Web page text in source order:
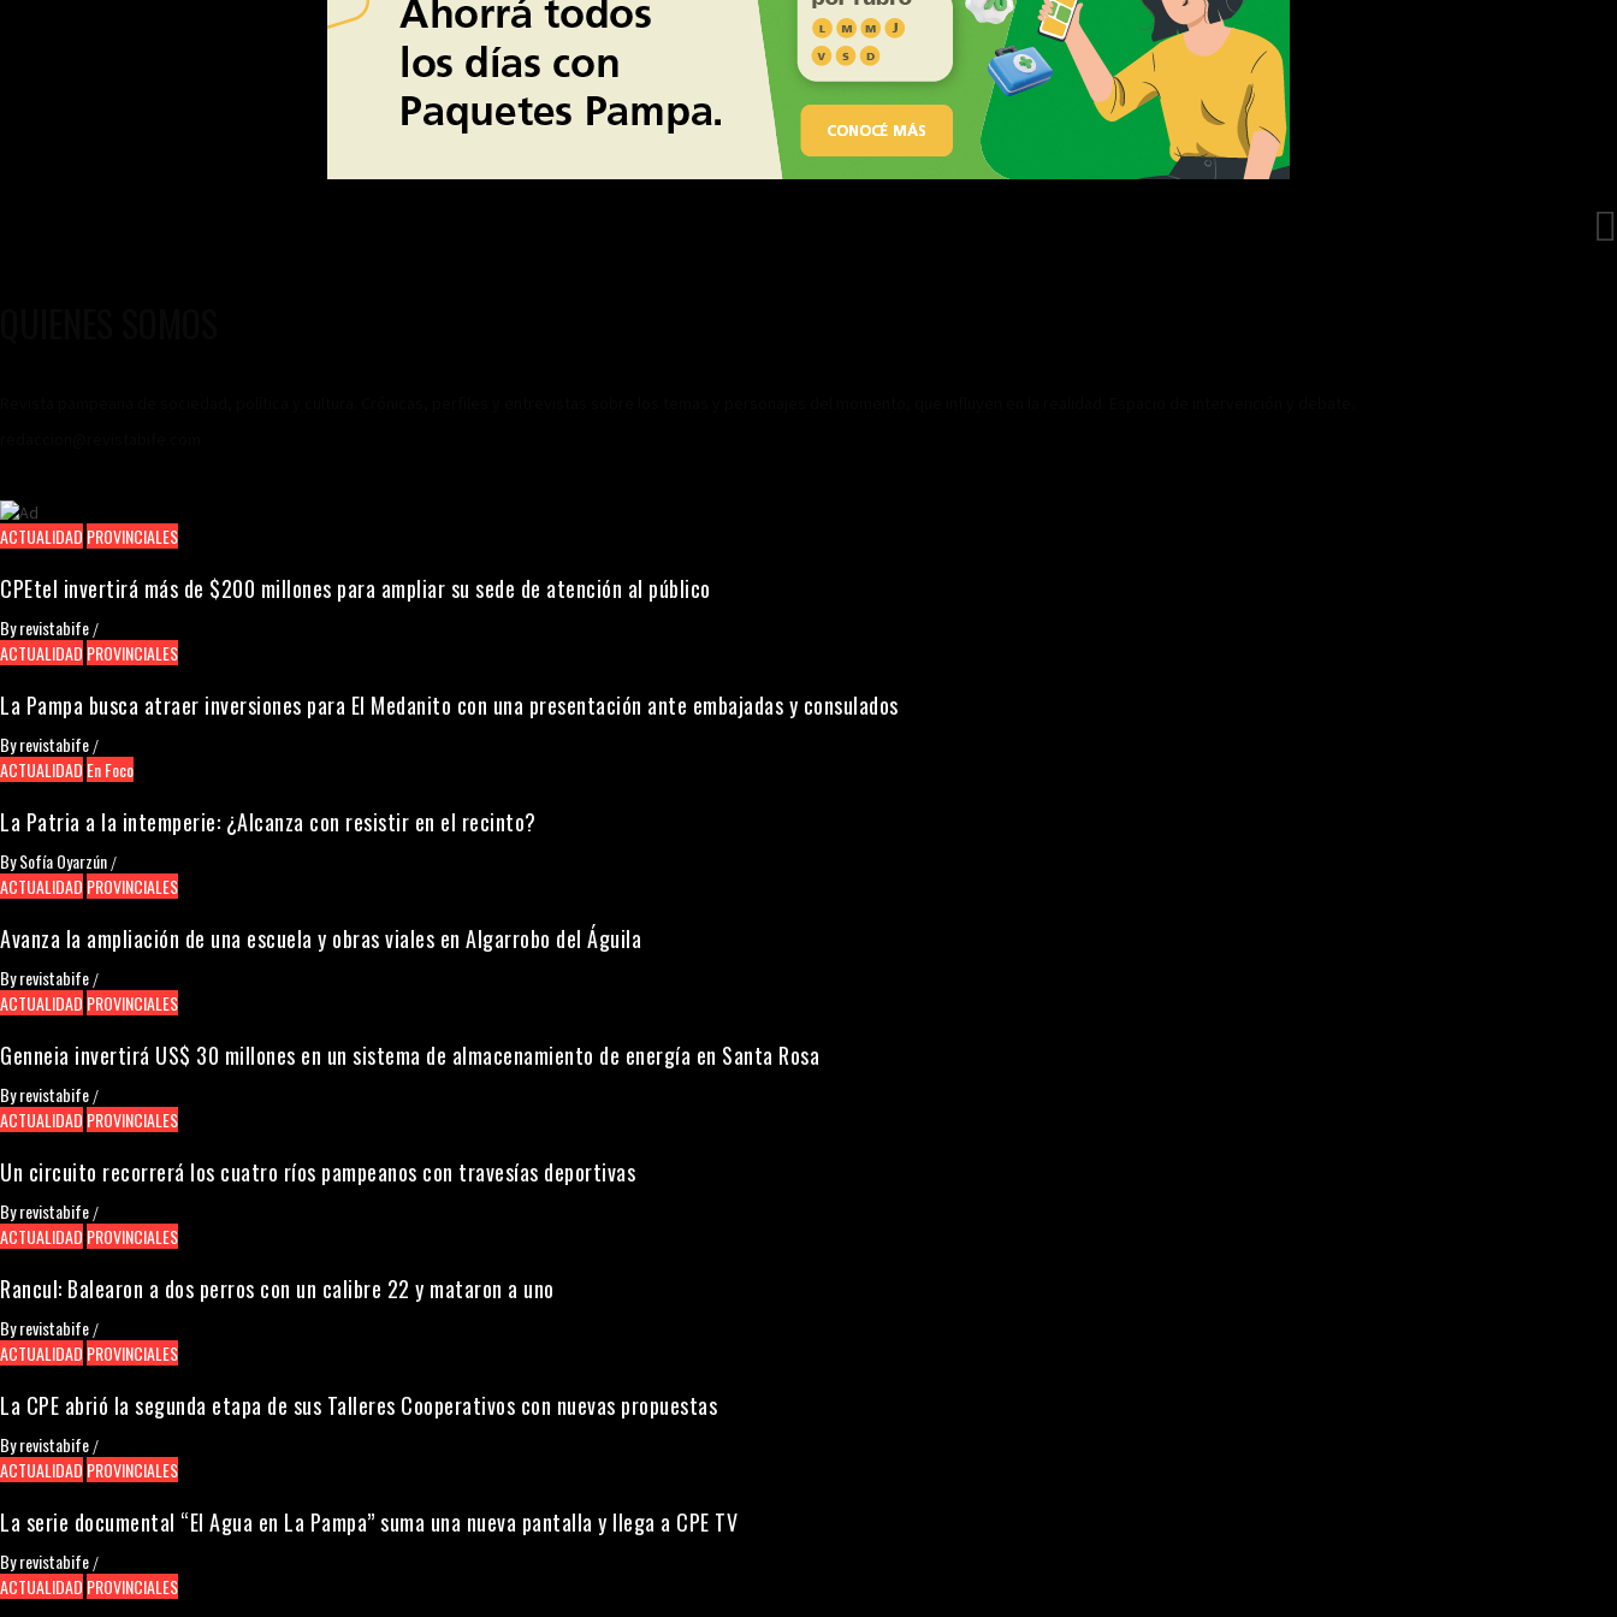
ACTUALIDAD PROVINCIALES
CPEtel invertirá más de $200 millones para ampliar su sede de atención al público
Byrevistabife /
ACTUALIDAD PROVINCIALES
La Pampa busca atraer inversiones para El Medanito con una presentación ante embajadas y consulados
Byrevistabife /
ACTUALIDAD En Foco
La Patria a la intemperie: ¿Alcanza con resistir en el recinto?
BySofía Oyarzún /
ACTUALIDAD PROVINCIALES
Avanza la ampliación de una escuela y obras viales en Algarrobo del Águila
Byrevistabife /
ACTUALIDAD PROVINCIALES
Genneia invertirá US$ 30 millones en un sistema de almacenamiento de energía en Santa Rosa
Byrevistabife /
ACTUALIDAD PROVINCIALES
Un circuito recorrerá los cuatro ríos pampeanos con travesías deportivas
Byrevistabife /
ACTUALIDAD PROVINCIALES
Rancul: Balearon a dos perros con un calibre 22 y mataron a uno
Byrevistabife /
ACTUALIDAD PROVINCIALES
La CPE abrió la segunda etapa de sus Talleres Cooperativos con nuevas propuestas
Byrevistabife /
ACTUALIDAD PROVINCIALES
La serie documental “El Agua en La Pampa” suma una nueva pantalla y llega a CPE TV
Byrevistabife /
ACTUALIDAD PROVINCIALES